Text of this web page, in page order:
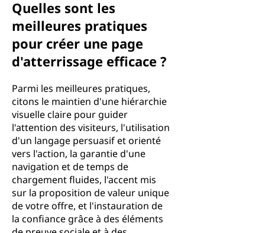
Quelles sont les
meilleures pratiques
pour créer une page
d'atterrissage efficace ?
Parmi les meilleures pratiques,
citons le maintien d'une hiérarchie
visuelle claire pour guider
l'attention des visiteurs, l'utilisation
d'un langage persuasif et orienté
vers l'action, la garantie d'une
navigation et de temps de
chargement fluides, l'accent mis
sur la proposition de valeur unique
de votre offre, et l'instauration de
la confiance grâce à des éléments